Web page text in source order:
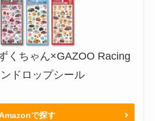
くちゃん×GAZOO Racing
ドロップシール
で探す